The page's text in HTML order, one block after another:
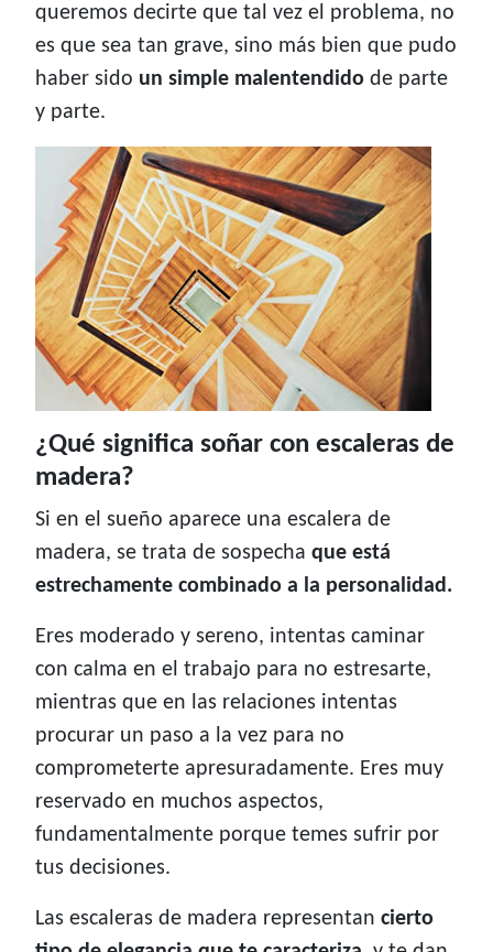
queremos decirte que tal vez el problema, no
es que sea tan grave, sino más bien que pudo
haber sido un simple malentendido de parte
y parte.
¿Qué significa soñar con escaleras de
madera?
Si en el sueño aparece una escalera de
madera, se trata de sospecha que está
estrechamente combinado a la personalidad.
Eres moderado y sereno, intentas caminar
con calma en el trabajo para no estresarte,
mientras que en las relaciones intentas
procurar un paso a la vez para no
comprometerte apresuradamente. Eres muy
reservado en muchos aspectos,
fundamentalmente porque temes sufrir por
tus decisiones.
Las escaleras de madera representan cierto